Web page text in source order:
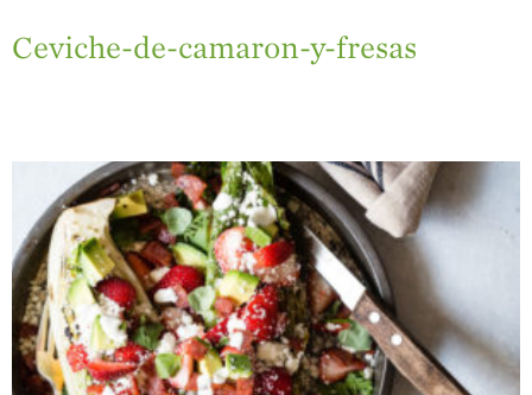
Ceviche-de-camaron-y-fresas